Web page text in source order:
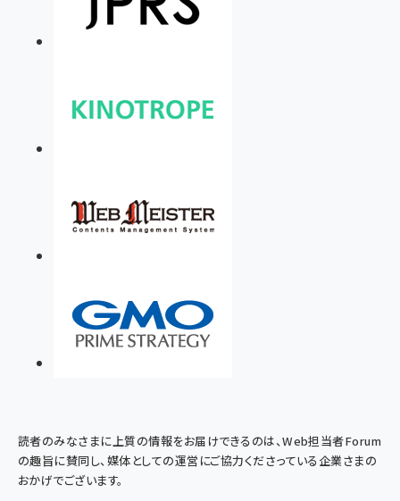
読者のみなさまに上質の情報をお届けできるのは、Web担当者Forum
の趣旨に賛同し、媒体としての運営にご協力くださっている企業さまの
おかげでございます。